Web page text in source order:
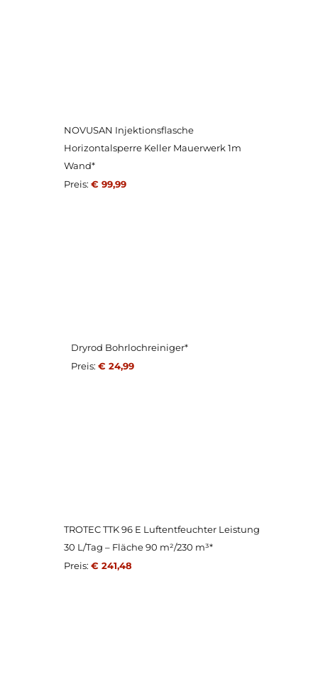
NOVUSAN Injektionsflasche
Horizontalsperre Keller Mauerwerk 1m
Wand*
Preis: € 99,99
Dryrod Bohrlochreiniger*
Preis: € 24,99
TROTEC TTK 96 E Luftentfeuchter Leistung
30 L/Tag – Fläche 90 m²/230 m³*
Preis: € 241,48